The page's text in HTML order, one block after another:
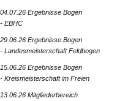
04.07.26 Ergebnisse Bogen
- EBHC
29.06.26 Ergebnisse Bogen
- Landesmeisterschaft Feldbogen
15.06.26 Ergebnisse Bogen
- Kreismeisterschaft im Freien
13.06.26 Mitgliederbereich